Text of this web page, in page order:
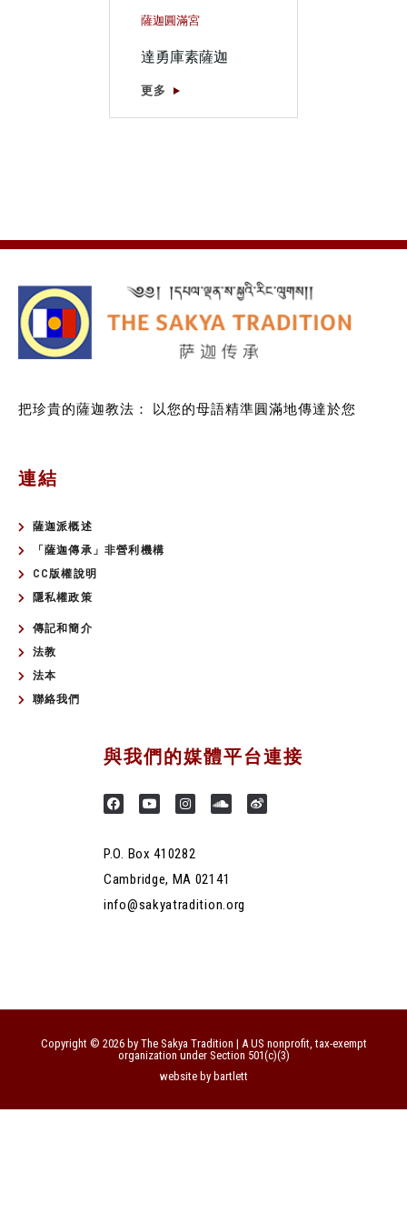
薩迦圓滿宮
達勇庫素薩迦
更多
把珍貴的薩迦教法： 以您的母語精準圓滿地傳達於您
連結
薩迦派概述
「薩迦傳承」非營利機構
CC版權說明
隱私權政策
傳記和簡介
法教
法本
聯絡我們
與我們的媒體平台連接
P.O. Box 410282
Cambridge, MA 02141
info@sakyatradition.org
Copyright © 2026 by The Sakya Tradition | A US nonprofit, tax-exempt
organization under Section 501(c)(3)
website by bartlett